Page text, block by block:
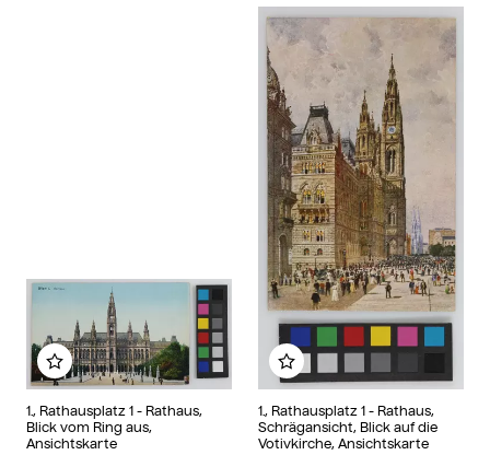
1., Rathausplatz 1 - Rathaus,
Blick vom Ring aus,
Ansichtskarte
Add to my album
1., Rathausplatz 1 - Rathaus,
Schrägansicht, Blick auf die
Votivkirche, Ansichtskarte
Add to my album